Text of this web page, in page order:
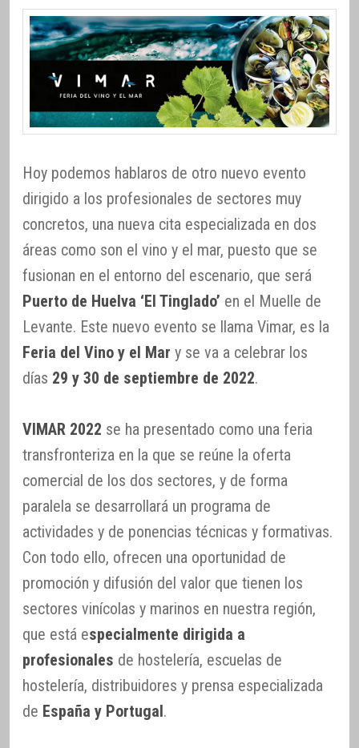
Hoy podemos hablaros de otro nuevo evento
dirigido a los profesionales de sectores muy
concretos, una nueva cita especializada en dos
áreas como son el vino y el mar, puesto que se
fusionan en el entorno del escenario, que será
Puerto de Huelva ‘El Tinglado’ en el Muelle de
Levante. Este nuevo evento se llama Vimar, es la
Feria del Vino y el Mar y se va a celebrar los
días 29 y 30 de septiembre de 2022.
VIMAR 2022 se ha presentado como una feria
transfronteriza en la que se reúne la oferta
comercial de los dos sectores, y de forma
paralela se desarrollará un programa de
actividades y de ponencias técnicas y formativas.
Con todo ello, ofrecen una oportunidad de
promoción y difusión del valor que tienen los
sectores vinícolas y marinos en nuestra región,
que está especialmente dirigida a
profesionales de hostelería, escuelas de
hostelería, distribuidores y prensa especializada
de España y Portugal.